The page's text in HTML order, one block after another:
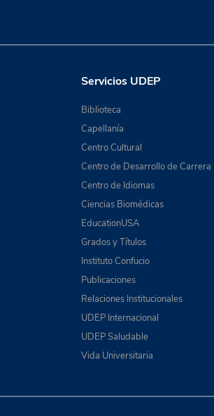
Servicios UDEP
Biblioteca
Capellanía
Centro Cultural
Centro de Desarrollo de Carrera
Centro de Idiomas
Ciencias Biomédicas
EducationUSA
Grados y Títulos
Instituto Confucio
Publicaciones
Relaciones Institucionales
UDEP Internacional
UDEP Saludable
Vida Universitaria